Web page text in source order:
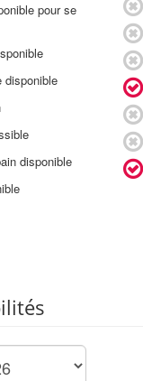
pour se
disponible
disponible